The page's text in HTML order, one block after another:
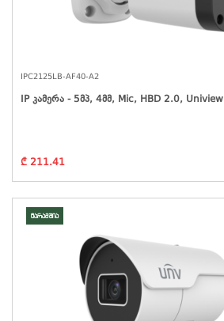
IPC2125LB-AF40-A2
IP Კამერა - 5მპ, 4მმ, Mic, HBD 2.0, Uniview
₾ 211.41
მარაგშია